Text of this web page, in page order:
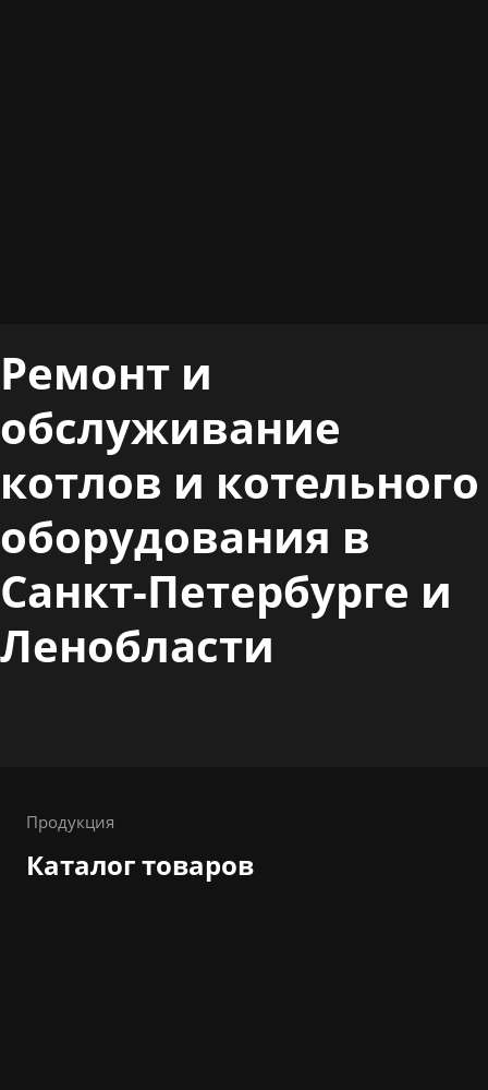
Ремонт и
обслуживание
котлов и котельного
оборудования в
Санкт-Петербурге и
Ленобласти
Продукция
Каталог товаров